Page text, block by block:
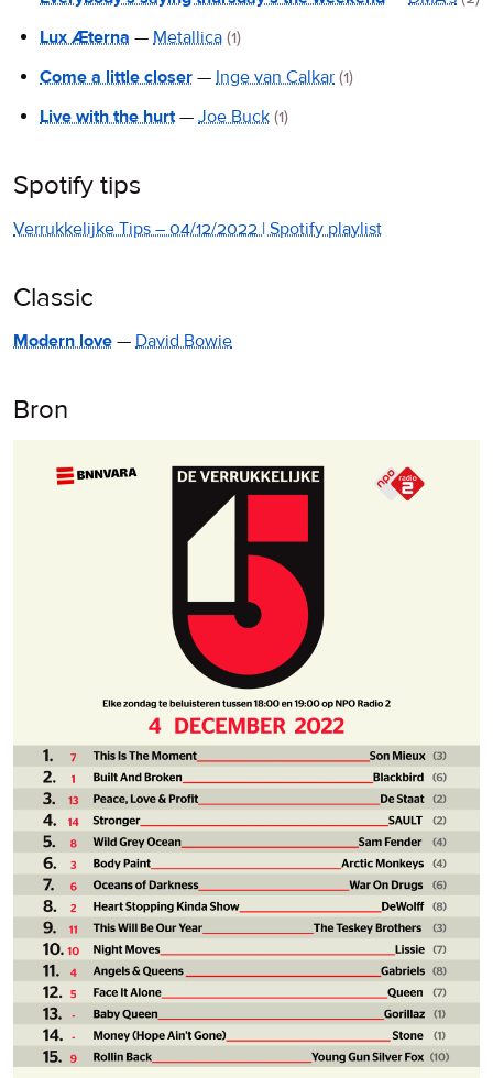
Lux Æterna — Metallica (1)
Come a little closer — Inge van Calkar (1)
Live with the hurt— Joe Buck (1)
Spotify tips
Verrukkelijke Tips – 04/12/2022 | Spotify playlist
Classic
Modern love — David Bowie
Bron